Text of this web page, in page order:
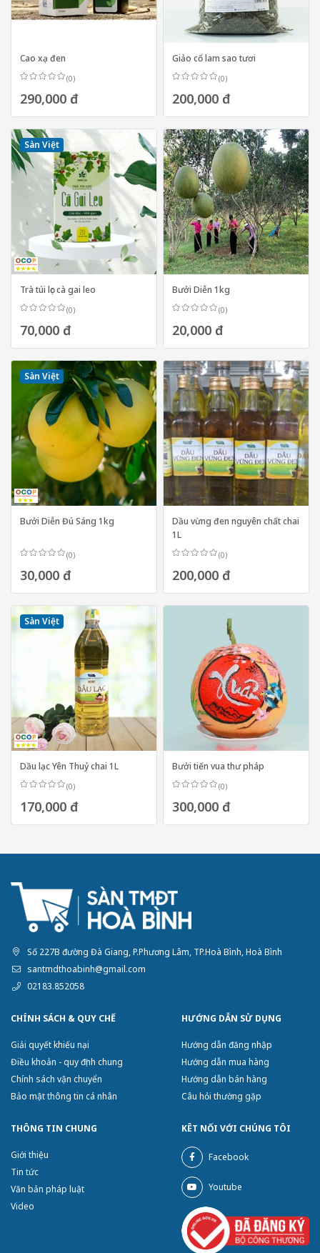
Cao xạ đen
(0)
290,000 đ
Giảo cổ lam sao tươi
(0)
200,000 đ
Sàn Việt
Trà túi lọc cà gai leo
(0)
70,000 đ
Bưởi Diễn 1kg
(0)
20,000 đ
Sàn Việt
Bưởi Diễn Đú Sáng 1kg
(0)
30,000 đ
Dầu vừng đen nguyên chất chai
1L
(0)
200,000 đ
Sàn Việt
Dầu lạc Yên Thuỷ chai 1L
(0)
170,000 đ
Bưởi tiến vua thư pháp
(0)
300,000 đ
Số 227B đường Đà Giang, P.Phương Lâm, TP.Hoà Bình, Hoà Bình
santmdthoabinh@gmail.com
02183.852058
CHÍNH SÁCH & QUY CHẾ
Giải quyết khiếu nại
Điều khoản - quy định chung
Chính sách vận chuyển
Bảo mật thông tin cá nhân
HƯỚNG DẪN SỬ DỤNG
Hướng dẫn đăng nhập
Hướng dẫn mua hàng
Hướng dẫn bán hàng
Câu hỏi thường gặp
THÔNG TIN CHUNG
Giới thiệu
Tin tức
Văn bản pháp luật
Video
KÊT NỐI VỚI CHÚNG TÔI
Facebook
Youtube